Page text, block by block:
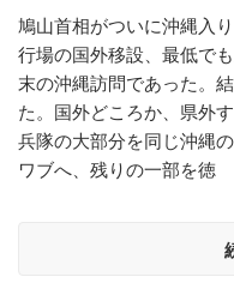
鳩山首相がついに沖縄入
行場の国外移設、最低で
末の沖縄訪問であった。
た。国外どころか、県外
兵隊の大部分を同じ沖縄
ワブへ、残りの一部を徳